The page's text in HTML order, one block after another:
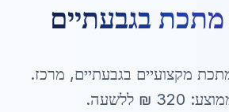
מתכת בגבעתיים
מקצועיים בגבעתיים, מרכז.
320 ₪ ללשעה.